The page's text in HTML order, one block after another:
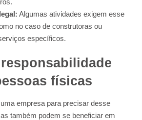
Algumas atividades exigem esse
no caso de construtoras ou
específicos.
físicas
empresa para precisar desse
também podem se beneficiar em